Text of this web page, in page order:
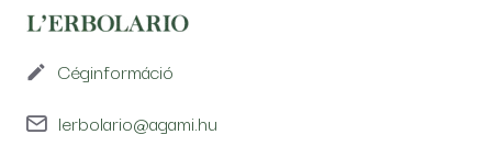
Céginformáció
lerbolario@agami.hu